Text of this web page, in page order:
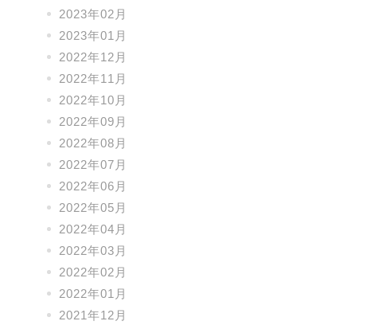
2023年02月
2023年01月
2022年12月
2022年11月
2022年10月
2022年09月
2022年08月
2022年07月
2022年06月
2022年05月
2022年04月
2022年03月
2022年02月
2022年01月
2021年12月